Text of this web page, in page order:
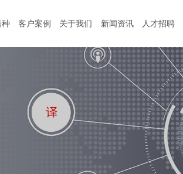
种 客户案例 关于我们 新闻资讯 人才招聘